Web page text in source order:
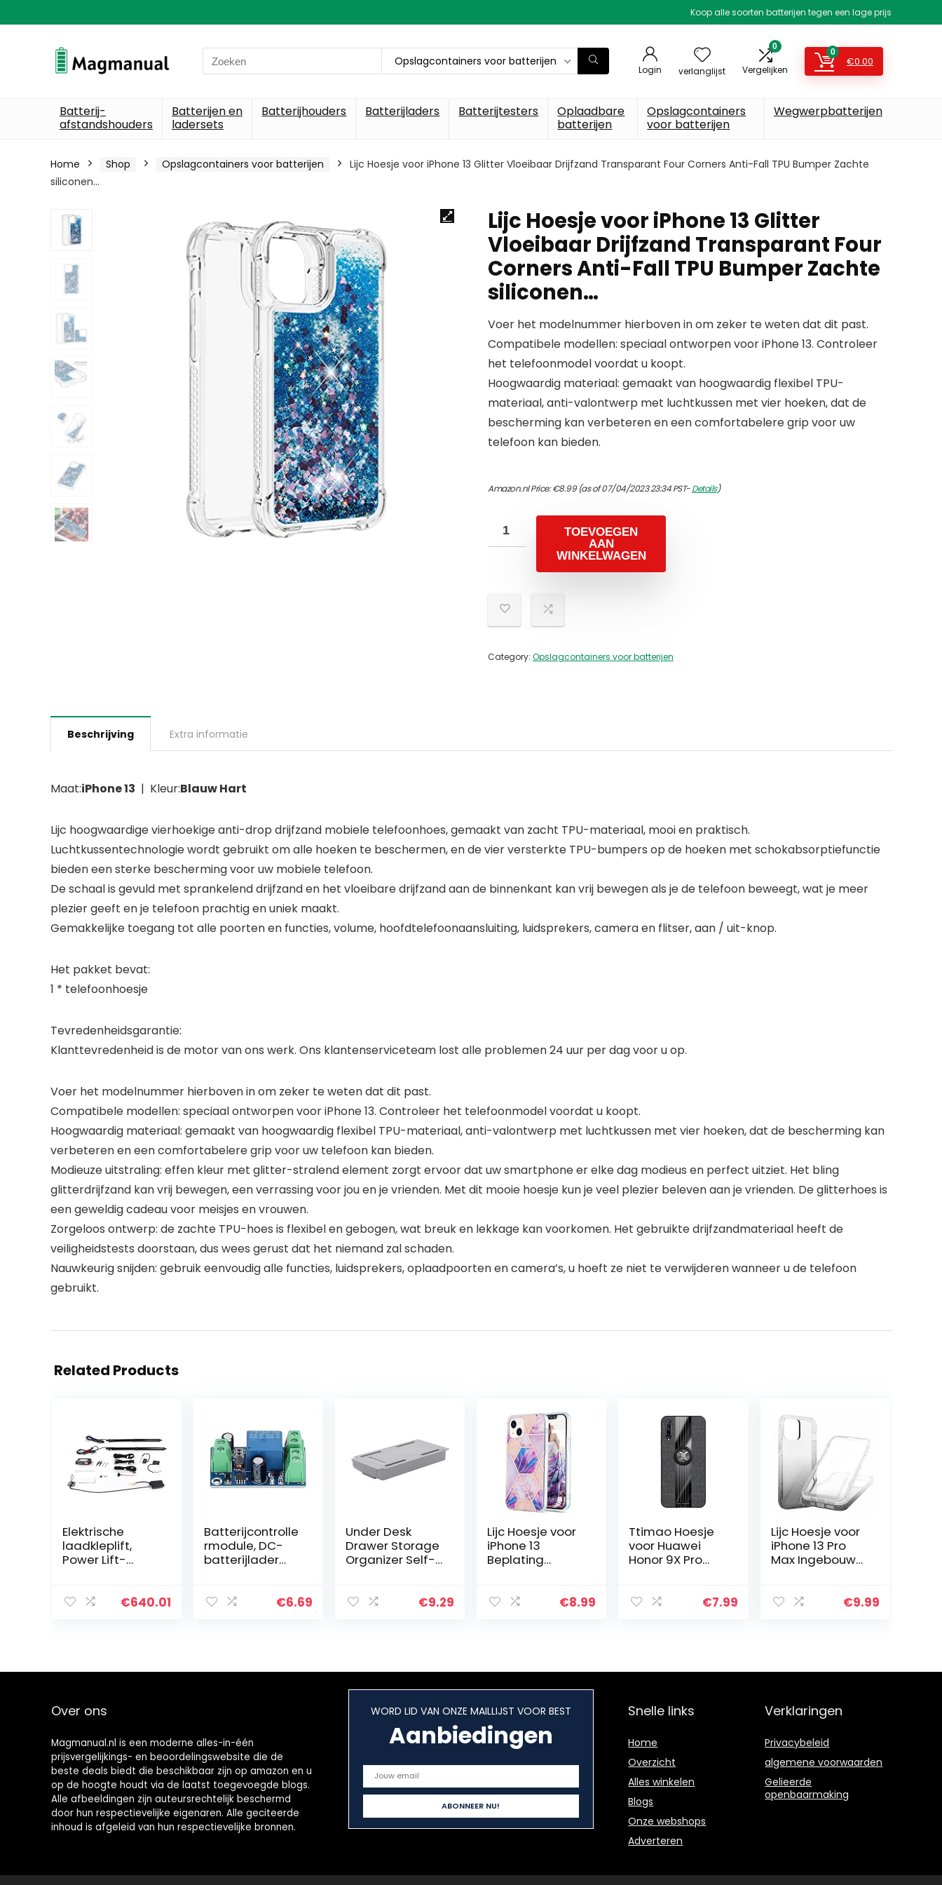
Koop alle soorten batterijen tegen een lage prijs
Search
for:
Opslagcontainers voor batterijen
Login verlanglijst
0
Vergelijken
0
€0.00
Batterij-
afstandshouders
Batterijen en
ladersets
Batterijhouders Batterijladers Batterijtesters
Oplaadbare
batterijen
Opslagcontainers
voor batterijen
Wegwerpbatterijen
Home Shop Opslagcontainers voor batterijen
Lijc Hoesje voor iPhone 13 Glitter Vloeibaar Drijfzand Transparant Four Corners Anti-Fall TPU Bumper Zachte
siliconen…
Lijc Hoesje voor iPhone 13 Glitter
Vloeibaar Drijfzand Transparant Four
Corners Anti-Fall TPU Bumper Zachte
siliconen…
Voer het modelnummer hierboven in om zeker te weten dat dit past.
Compatibele modellen: speciaal ontworpen voor iPhone 13. Controleer
het telefoonmodel voordat u koopt.
Hoogwaardig materiaal: gemaakt van hoogwaardig flexibel TPU-
materiaal, anti-valontwerp met luchtkussen met vier hoeken, dat de
bescherming kan verbeteren en een comfortabelere grip voor uw
telefoon kan bieden.
Amazon.nl Price:€8.99(as of 07/04/2023 23:34 PST-Details)
TOEVOEGEN
AAN
WINKELWAGEN
Category: Opslagcontainers voor batterijen
Beschrijving Extra informatie
Maat:iPhone 13 | Kleur:Blauw Hart
Lijc hoogwaardige vierhoekige anti-drop drijfzand mobiele telefoonhoes, gemaakt van zacht TPU-materiaal, mooi en praktisch.
Luchtkussentechnologie wordt gebruikt om alle hoeken te beschermen, en de vier versterkte TPU-bumpers op de hoeken met schokabsorptiefunctie
bieden een sterke bescherming voor uw mobiele telefoon.
De schaal is gevuld met sprankelend drijfzand en het vloeibare drijfzand aan de binnenkant kan vrij bewegen als je de telefoon beweegt, wat je meer
plezier geeft en je telefoon prachtig en uniek maakt.
Gemakkelijke toegang tot alle poorten en functies, volume, hoofdtelefoonaansluiting, luidsprekers, camera en flitser, aan / uit-knop.
Het pakket bevat:
1 * telefoonhoesje
Tevredenheidsgarantie:
Klanttevredenheid is de motor van ons werk. Ons klantenserviceteam lost alle problemen 24 uur per dag voor u op.
Voer het modelnummer hierboven in om zeker te weten dat dit past.
Compatibele modellen: speciaal ontworpen voor iPhone 13. Controleer het telefoonmodel voordat u koopt.
Hoogwaardig materiaal: gemaakt van hoogwaardig flexibel TPU-materiaal, anti-valontwerp met luchtkussen met vier hoeken, dat de bescherming kan
verbeteren en een comfortabelere grip voor uw telefoon kan bieden.
Modieuze uitstraling: effen kleur met glitter-stralend element zorgt ervoor dat uw smartphone er elke dag modieus en perfect uitziet. Het bling
glitterdrijfzand kan vrij bewegen, een verrassing voor jou en je vrienden. Met dit mooie hoesje kun je veel plezier beleven aan je vrienden. De glitterhoes is
een geweldig cadeau voor meisjes en vrouwen.
Zorgeloos ontwerp: de zachte TPU-hoes is flexibel en gebogen, wat breuk en lekkage kan voorkomen. Het gebruikte drijfzandmateriaal heeft de
veiligheidstests doorstaan, dus wees gerust dat het niemand zal schaden.
Nauwkeurig snijden: gebruik eenvoudig alle functies, luidsprekers, oplaadpoorten en camera’s, u hoeft ze niet te verwijderen wanneer u de telefoon
gebruikt.
Related Products
Elektrische
laadkleplift,
Power Lift-
stabiele
€640.01
Batterijcontrolle
rmodule, DC-
batterijlader
indicatielampje
€6.69
Under Desk
Drawer Storage
Organizer Self-
Case for Vanity
€9.29
Lijc Hoesje voor
iPhone 13
Beplating
[Gratis Screen
€8.99
Ttimao Hoesje
voor Huawei
Honor 9X Pro
Ultradunne Stof
€7.99
Lijc Hoesje voor
iPhone 13 Pro
Max Ingebouwd
360°Volledige
€9.99
Over ons
Magmanual.nl is een moderne alles-in-één
prijsvergelijkings- en beoordelingswebsite die de
beste deals biedt die beschikbaar zijn op amazon en u
op de hoogte houdt via de laatst toegevoegde blogs.
Alle afbeeldingen zijn auteursrechtelijk beschermd
door hun respectievelijke eigenaren. Alle geciteerde
inhoud is afgeleid van hun respectievelijke bronnen.
WORD LID VAN ONZE MAILLIJST VOOR BEST
Aanbiedingen
Snelle links
Home
Overzicht
Alles winkelen
Blogs
Onze webshops
Adverteren
Verklaringen
Privacybeleid
algemene voorwaarden
Gelieerde
openbaarmaking